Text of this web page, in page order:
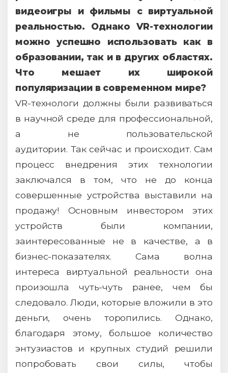
видеоигры и фильмы с виртуальной
реальностью. Однако VR-технологии
можно успешно использовать как в
образовании, так и в других областях.
Что мешает их широкой
популяризации в современном мире?
VR-технологи должны были развиваться
в научной среде для профессиональной,
а не пользовательской
аудитории. Так сейчас и происходит. Сам
процесс внедрения этих технологии
заключался в том, что не до конца
совершенные устройства выставили на
продажу! Основным инвестором этих
устройств были компании,
заинтересованные не в качестве, а в
бизнес-показателях. Сама волна
интереса виртуальной реальности она
произошла чуть-чуть ранее, чем бы
следовало. Люди, которые вложили в это
деньги, очень торопились. Однако,
благодаря этому, большое количество
энтузиастов и крупных студий решили
попробовать свои силы, чтобы